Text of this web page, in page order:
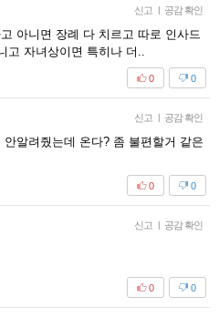
신고 공감 확인
아니면 장례 다 치르고 따로 인사드
고 자녀상이면 특히나 더..
0
0
신고 공감 확인
알려줬는데 온다? 좀 불편할거 같은
0
0
신고 공감 확인
0
0